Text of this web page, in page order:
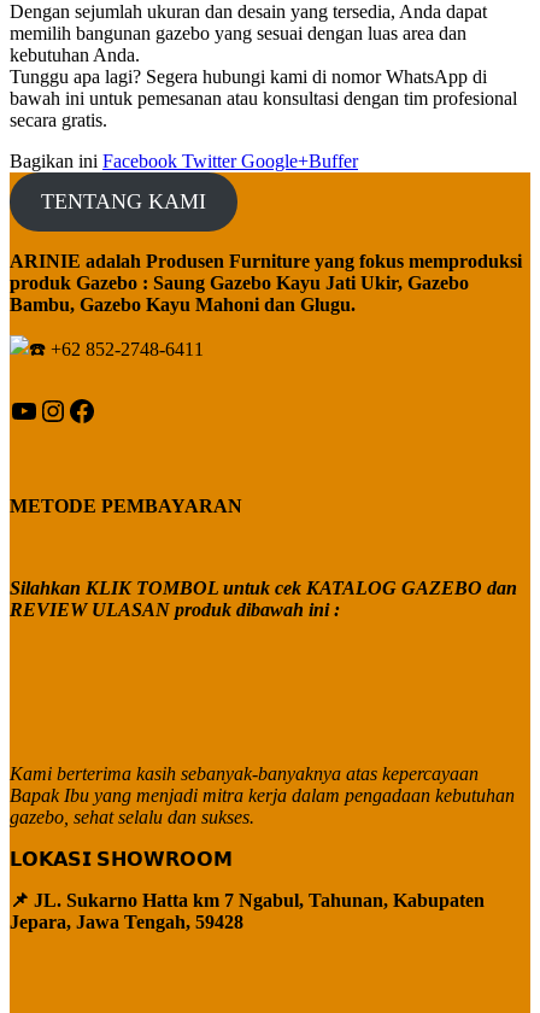
Dengan sejumlah ukuran dan desain yang tersedia, Anda dapat
memilih bangunan gazebo yang sesuai dengan luas area dan
kebutuhan Anda.
Tunggu apa lagi? Segera hubungi kami di nomor WhatsApp di
bawah ini untuk pemesanan atau konsultasi dengan tim profesional
secara gratis.
Bagikan ini Facebook TwitterGoogle+Buffer
TENTANG KAMI
ARINIE adalah Produsen Furniture yang fokus memproduksi
produk Gazebo : Saung Gazebo Kayu Jati Ukir, Gazebo
Bambu, Gazebo Kayu Mahoni dan Glugu.
+62 852-2748-6411
YouTube
Instagram
Facebook
METODE PEMBAYARAN
Silahkan KLIK TOMBOL untuk cek KATALOG GAZEBO dan
REVIEW ULASAN produk dibawah ini :
Kami berterima kasih sebanyak-banyaknya atas kepercayaan
Bapak Ibu yang menjadi mitra kerja dalam pengadaan kebutuhan
gazebo, sehat selalu dan sukses.
𝗟𝗢𝗞𝗔𝗦𝗜 𝗦𝗛𝗢𝗪𝗥𝗢𝗢𝗠
📌 JL. Sukarno Hatta km 7 Ngabul, Tahunan, Kabupaten
Jepara, Jawa Tengah, 59428